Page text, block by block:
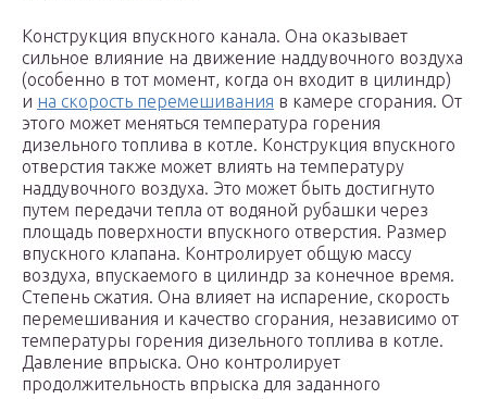
Конструкция впускного канала. Она оказывает
сильное влияние на движение наддувочного воздуха
(особенно в тот момент, когда он входит в цилиндр)
и на скорость перемешивания в камере сгорания. От
этого может меняться температура горения
дизельного топлива в котле. Конструкция впускного
отверстия также может влиять на температуру
наддувочного воздуха. Это может быть достигнуто
путем передачи тепла от водяной рубашки через
площадь поверхности впускного отверстия. Размер
впускного клапана. Контролирует общую массу
воздуха, впускаемого в цилиндр за конечное время.
Степень сжатия. Она влияет на испарение, скорость
перемешивания и качество сгорания, независимо от
температуры горения дизельного топлива в котле.
Давление впрыска. Оно контролирует
продолжительность впрыска для заданного